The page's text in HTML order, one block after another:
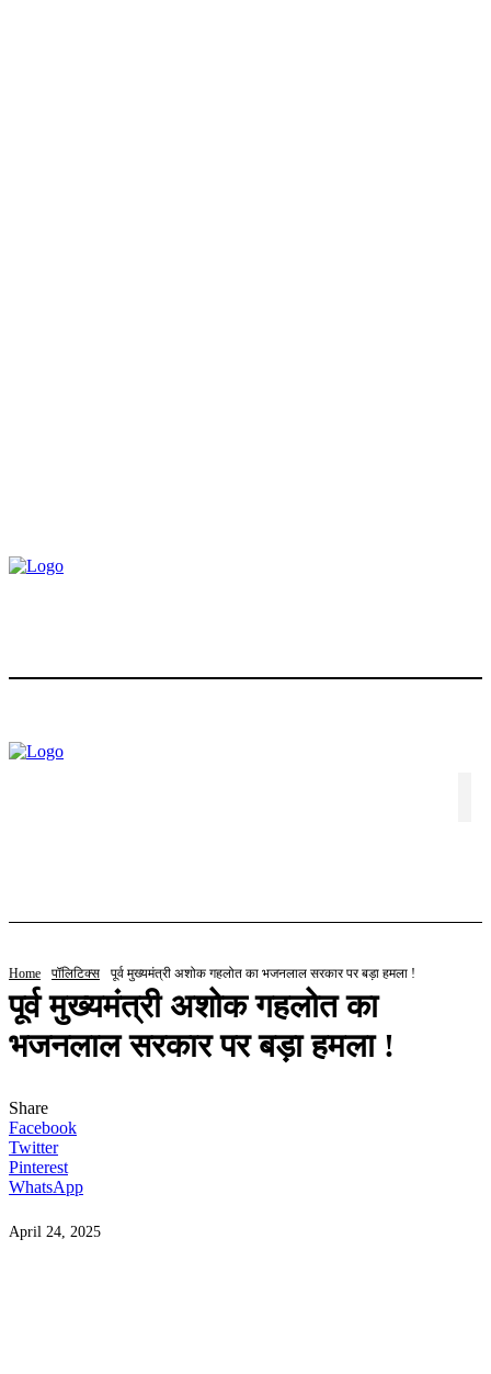
Home पॉलिटिक्स पूर्व मुख्यमंत्री अशोक गहलोत का भजनलाल सरकार पर बड़ा हमला !
पूर्व मुख्यमंत्री अशोक गहलोत का
भजनलाल सरकार पर बड़ा हमला !
Share
Facebook
Twitter
Pinterest
WhatsApp
April 24, 2025